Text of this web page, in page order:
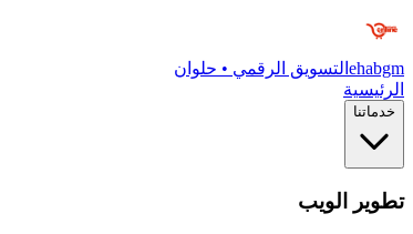
ehabgm التسويق الرقمي • حلوان
الرئيسية
خدماتنا
تطوير الويب